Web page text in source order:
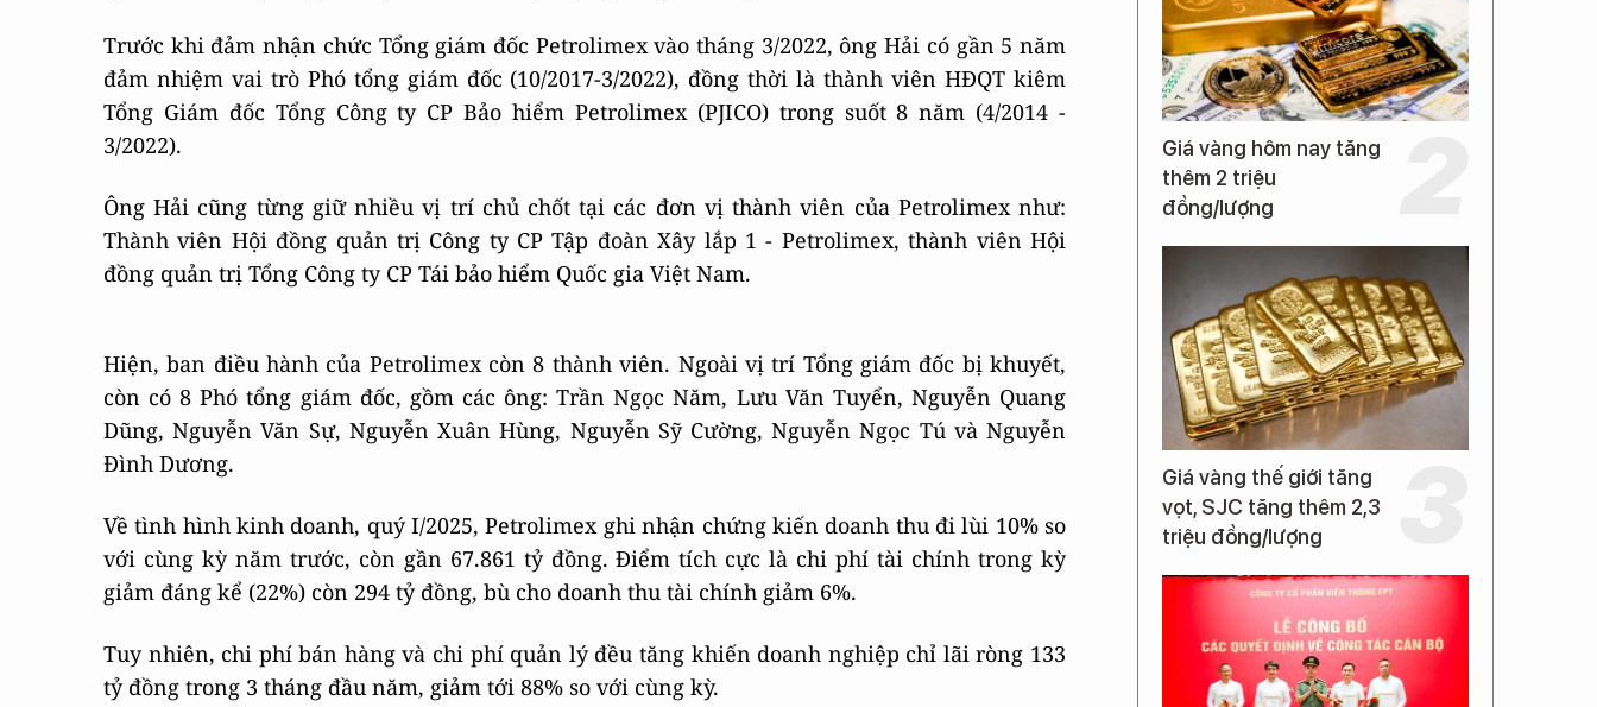
Trước khi đảm nhận chức Tổng giám đốc Petrolimex vào tháng 3/2022, ông Hải có gần 5 năm
đảm nhiệm vai trò Phó tổng giám đốc (10/2017-3/2022), đồng thời là thành viên HĐQT kiêm
Tổng Giám đốc Tổng Công ty CP Bảo hiểm Petrolimex (PJICO) trong suốt 8 năm (4/2014 -
3/2022).
Ông Hải cũng từng giữ nhiều vị trí chủ chốt tại các đơn vị thành viên của Petrolimex như:
Thành viên Hội đồng quản trị Công ty CP Tập đoàn Xây lắp 1 - Petrolimex, thành viên Hội
đồng quản trị Tổng Công ty CP Tái bảo hiểm Quốc gia Việt Nam.
Hiện, ban điều hành của Petrolimex còn 8 thành viên. Ngoài vị trí Tổng giám đốc bị khuyết,
còn có 8 Phó tổng giám đốc, gồm các ông: Trần Ngọc Năm, Lưu Văn Tuyển, Nguyễn Quang
Dũng, Nguyễn Văn Sự, Nguyễn Xuân Hùng, Nguyễn Sỹ Cường, Nguyễn Ngọc Tú và Nguyễn
Đình Dương.
Về tình hình kinh doanh, quý I/2025, Petrolimex ghi nhận chứng kiến doanh thu đi lùi 10% so
với cùng kỳ năm trước, còn gần 67.861 tỷ đồng. Điểm tích cực là chi phí tài chính trong kỳ
giảm đáng kể (22%) còn 294 tỷ đồng, bù cho doanh thu tài chính giảm 6%.
Tuy nhiên, chi phí bán hàng và chi phí quản lý đều tăng khiến doanh nghiệp chỉ lãi ròng 133
tỷ đồng trong 3 tháng đầu năm, giảm tới 88% so với cùng kỳ.
Giá vàng hôm nay tăng
thêm 2 triệu
đồng/lượng
Giá vàng thế giới tăng
vọt, SJC tăng thêm 2,3
triệu đồng/lượng